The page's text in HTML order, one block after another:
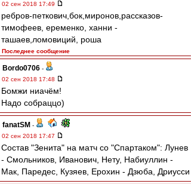
02 сен 2018 17:49
ребров-петкович,бок,миронов,рассказов-
тимофеев, еременко, ханни -
ташаев,ломовиций, роша
Последнее сообщение
Bordo0706 -
02 сен 2018 17:48
Бомжи ниачём!
Надо собраццо)
fanatSM -
02 сен 2018 17:47
Состав "Зенита" на матч со "Спартаком": Лунев
- Смольников, Иванович, Нету, Набиуллин -
Мак, Паредес, Кузяев, Ерохин - Дзюба, Дриусси